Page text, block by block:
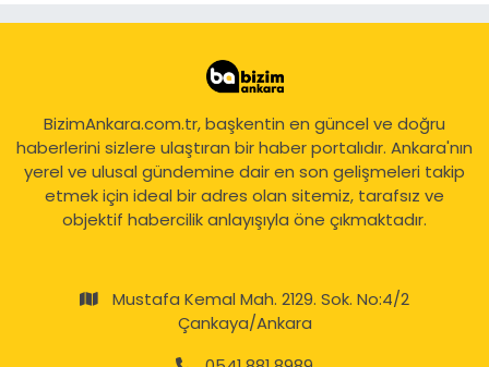
BizimAnkara.com.tr, başkentin en güncel ve doğru
haberlerini sizlere ulaştıran bir haber portalıdır. Ankara'nın
yerel ve ulusal gündemine dair en son gelişmeleri takip
etmek için ideal bir adres olan sitemiz, tarafsız ve
objektif habercilik anlayışıyla öne çıkmaktadır.
Mustafa Kemal Mah. 2129. Sok. No:4/2
Çankaya/Ankara